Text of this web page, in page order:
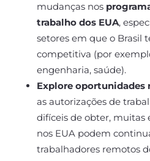
mudanças nos
trabalho dos EUA,
setores em que o Brasil
competitiva (por
engenharia, saúde).
Explore oportunidades
as autorizações de
difíceis de obter, muitas
nos EUA podem
trabalhadores remotos